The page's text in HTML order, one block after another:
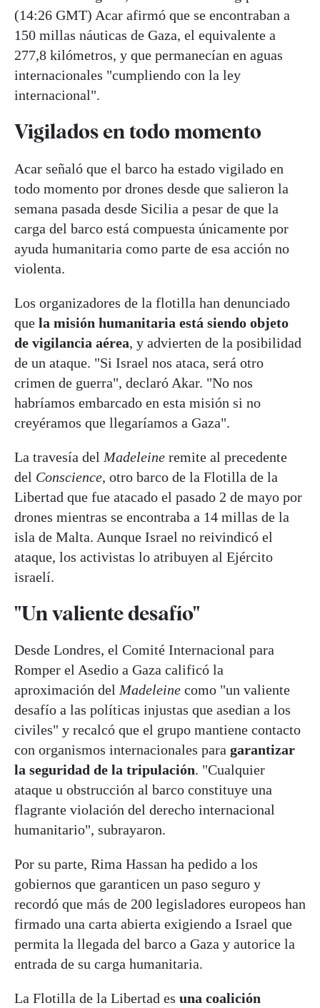
(14:26 GMT) Acar afirmó que se encontraban a
150 millas náuticas de Gaza, el equivalente a
277,8 kilómetros, y que permanecían en aguas
internacionales "cumpliendo con la ley
internacional".
Vigilados en todo momento
Acar señaló que el barco ha estado vigilado en
todo momento por drones desde que salieron la
semana pasada desde Sicilia a pesar de que la
carga del barco está compuesta únicamente por
ayuda humanitaria como parte de esa acción no
violenta.
Los organizadores de la flotilla han denunciado
que la misión humanitaria está siendo objeto
de vigilancia aérea, y advierten de la posibilidad
de un ataque. "Si Israel nos ataca, será otro
crimen de guerra", declaró Akar. "No nos
habríamos embarcado en esta misión si no
creyéramos que llegaríamos a Gaza".
La travesía del Madeleine remite al precedente
del Conscience, otro barco de la Flotilla de la
Libertad que fue atacado el pasado 2 de mayo por
drones mientras se encontraba a 14 millas de la
isla de Malta. Aunque Israel no reivindicó el
ataque, los activistas lo atribuyen al Ejército
israelí.
"Un valiente desafío"
Desde Londres, el Comité Internacional para
Romper el Asedio a Gaza calificó la
aproximación del Madeleine como "un valiente
desafío a las políticas injustas que asedian a los
civiles" y recalcó que el grupo mantiene contacto
con organismos internacionales para garantizar
la seguridad de la tripulación. "Cualquier
ataque u obstrucción al barco constituye una
flagrante violación del derecho internacional
humanitario", subrayaron.
Por su parte, Rima Hassan ha pedido a los
gobiernos que garanticen un paso seguro y
recordó que más de 200 legisladores europeos han
firmado una carta abierta exigiendo a Israel que
permita la llegada del barco a Gaza y autorice la
entrada de su carga humanitaria.
La Flotilla de la Libertad es una coalición